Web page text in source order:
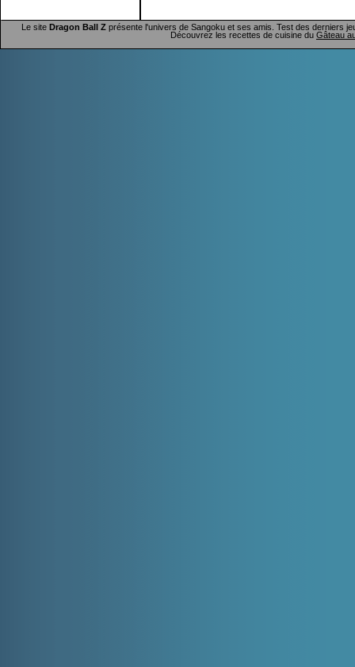
Le site Dragon Ball Zprésente l'univers de Sangoku et ses amis. Test des derniers
Découvrez les recettes de cuisine du Gâteau